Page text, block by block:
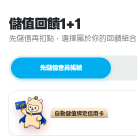
儲值回饋1+1
先儲值再扣點，選擇屬於你的回饋組合
先儲值會員帳號
自動儲值綁定信用卡